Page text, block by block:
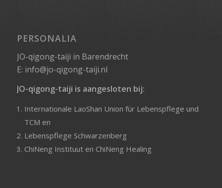
PERSONALIA
JO-qigong-taiji in Barendrecht
E: info@jo-qigong-taiji.nl
JO-qigong-taiji is aangesloten bij:
Internationale LaoShan Union für Lebenspflege und
TCM en
Lebenspflege Schwarzenberg
ChiNeng Instituuten ChiNeng Healing